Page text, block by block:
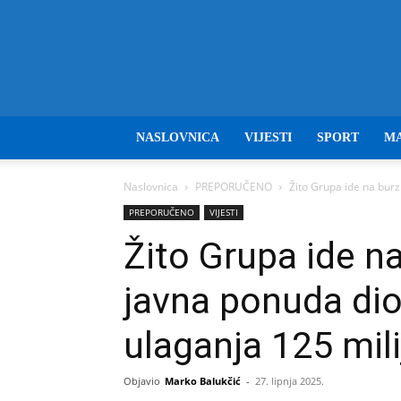
NASLOVNICA VIJESTI SPORT
Naslovnica PREPORUČENO Žito Grupa ide na
PREPORUČENO VIJESTI
Žito Grupa ide
javna ponuda
ulaganja 125
Objavio Marko Balukčić - 27. lipnja 2025.